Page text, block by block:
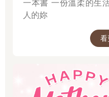
一本書 一份溫柔的生
人的妳
看